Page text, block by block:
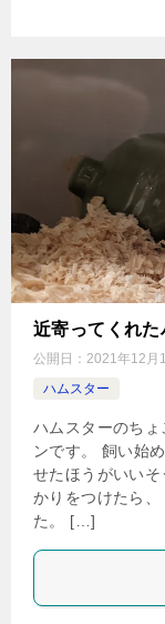
近寄ってくれた
公開日： 2021年12月
ハムスター
ハムスターのち
ンです。 飼い始
せたほうがいい
かりをつけたら
た。 […]